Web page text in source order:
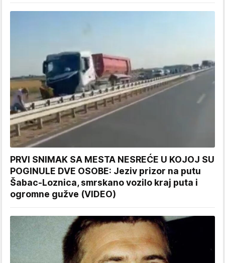
PRVI SNIMAK SA MESTA NESREĆE U KOJOJ SU
POGINULE DVE OSOBE: Jeziv prizor na putu
Šabac-Loznica, smrskano vozilo kraj puta i
ogromne gužve (VIDEO)